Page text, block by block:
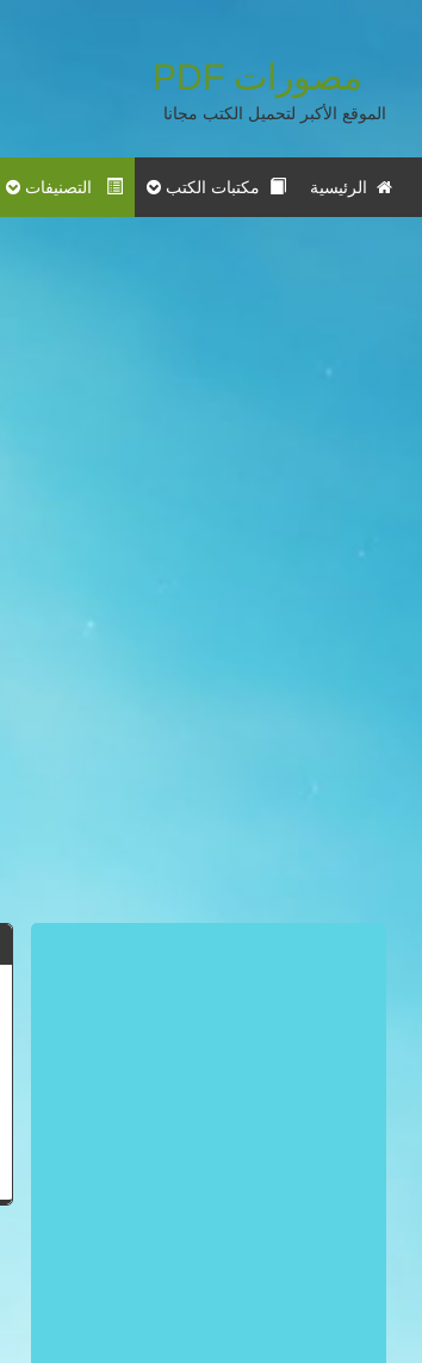
مصورات PDF
الموقع الأكبر لتحميل الكتب مجانا
الرئيسية مكتبات الكتب التصنيفات